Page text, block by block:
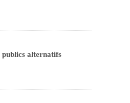
publics alternatifs